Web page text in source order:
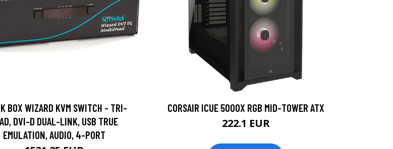
BOX WIZARD KVM SWITCH - TRI-
DVI-D DUAL-LINK, USB TRUE
EMULATION, AUDIO, 4-PORT
CORSAIR ICUE 5000X RGB MID-TOWER ATX
222.1 EUR